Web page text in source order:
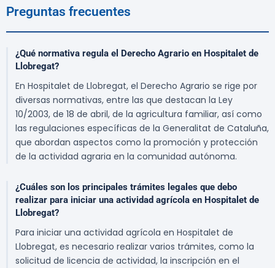
Preguntas frecuentes
¿Qué normativa regula el Derecho Agrario en Hospitalet de
Llobregat?
En Hospitalet de Llobregat, el Derecho Agrario se rige por
diversas normativas, entre las que destacan la Ley
10/2003, de 18 de abril, de la agricultura familiar, así como
las regulaciones específicas de la Generalitat de Cataluña,
que abordan aspectos como la promoción y protección
de la actividad agraria en la comunidad autónoma.
¿Cuáles son los principales trámites legales que debo
realizar para iniciar una actividad agrícola en Hospitalet de
Llobregat?
Para iniciar una actividad agrícola en Hospitalet de
Llobregat, es necesario realizar varios trámites, como la
solicitud de licencia de actividad, la inscripción en el